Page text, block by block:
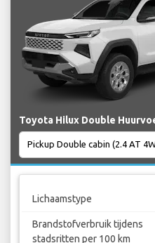
Toyota Hilux Double
Lichaamstype
Brandstofverbruik tijdens
stadsritten per 100 km